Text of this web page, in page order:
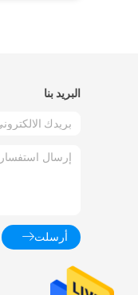
البريد بنا
أرسلت